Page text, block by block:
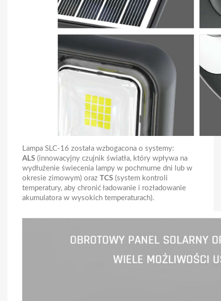
Lampa SLC-16 została wzbogacona o systemy:
ALS (innowacyjny czujnik światła, który wpływa na
wydłużenie świecenia lampy w pochmurne dni lub w
okresie zimowym) oraz TCS (system kontroli
temperatury, aby chronić ładowanie i rozładowanie
akumulatora w wysokich temperaturach).